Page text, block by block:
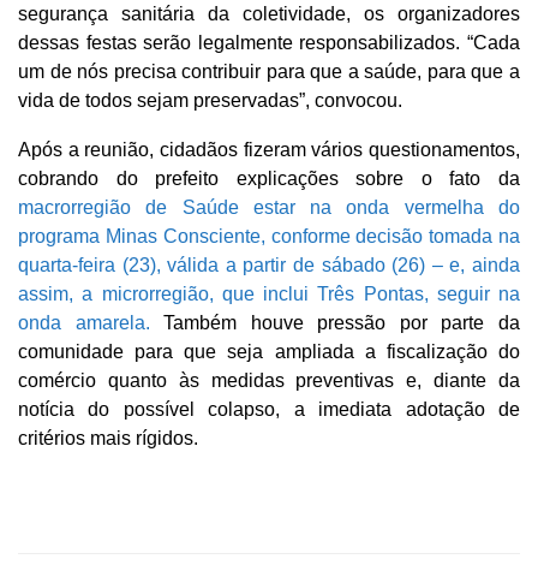
segurança sanitária da coletividade, os organizadores
dessas festas serão legalmente responsabilizados. “Cada
um de nós precisa contribuir para que a saúde, para que a
vida de todos sejam preservadas”, convocou.
Após a reunião, cidadãos fizeram vários questionamentos,
cobrando do prefeito explicações sobre o fato da
macrorregião de Saúde estar na onda vermelha do
programa Minas Consciente, conforme decisão tomada na
quarta-feira (23), válida a partir de sábado (26) – e, ainda
assim, a microrregião, que inclui Três Pontas, seguir na
onda amarela. Também houve pressão por parte da
comunidade para que seja ampliada a fiscalização do
comércio quanto às medidas preventivas e, diante da
notícia do possível colapso, a imediata adotação de
critérios mais rígidos.